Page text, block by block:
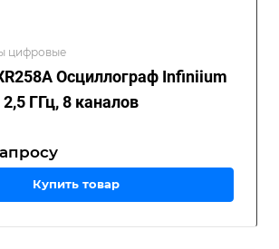
цифровые
Осциллограф Infiniium
2,5 ГГц, 8 каналов
росу
Купить товар